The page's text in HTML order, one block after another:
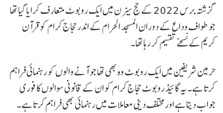
گزشتہ برس 2022 کے حج سیزن میں ایک روبوٹ متعارف کرایا گیا تھا
جو طواف وداع کے دوران المسجد الحرام کے اندر حجاج کرام کو قرآن
کریم کے نسخے تقسیم کر رہا تھا۔
حرمین شریفین میں ایک روبوٹ وہ بھی تھا جو آنے والوں کو رہنمائی فراہم
کرتا ہے۔ یہ گائیڈ روبوٹ حجاج کرام کو ان کے قانونی سوالوں کا فوری
جواب دیتا ہے اور مختلف دینی معاملات میں رہنمائی بھی فراہم کرتا ہے۔